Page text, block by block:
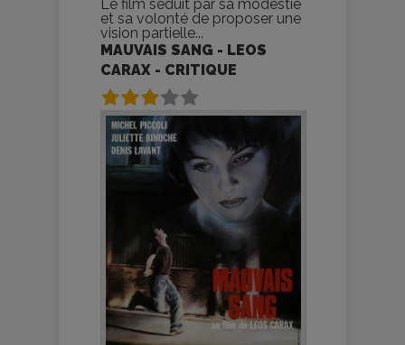
Le film séduit par sa modestie
et sa volonté de proposer une
vision partielle...
MAUVAIS SANG - LEOS
CARAX - CRITIQUE